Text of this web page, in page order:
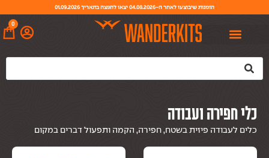
הזמנות שיבוצעו לאחר ה-04.08.2026 יצאו להפצה בתאריך 01.09.2026
0
כלי חפירה ועבודה
כלים לעבודה פיזית בשטח, חפירה, הקמה ותפעול דברים במקום